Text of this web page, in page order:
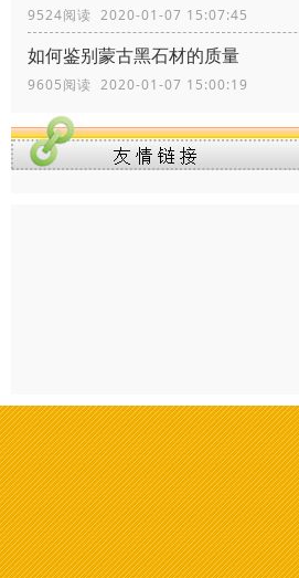
9524阅读 2020-01-07 15:07:45
如何鉴别蒙古黑石材的质量
9605阅读 2020-01-07 15:00:19